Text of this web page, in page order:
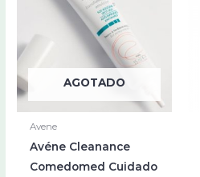
AGOTADO
Avene
Avéne Cleanance
Comedomed Cuidado